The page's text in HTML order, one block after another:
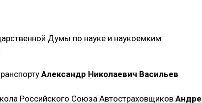
Думы по науке и наукоемким
Александр Николаевич Васильев
Российского Союза Автостраховщиков